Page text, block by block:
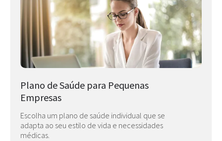
Plano de Saúde para Pequenas
Empresas
Escolha um plano de saúde individual que se
adapta ao seu estilo de vida e necessidades
médicas.